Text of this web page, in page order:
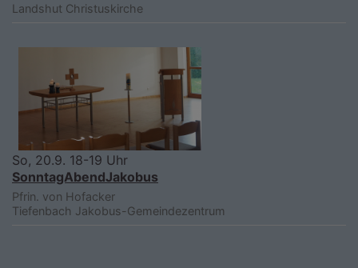
Landshut Christuskirche
So, 20.9. 18-19 Uhr
SonntagAbendJakobus
Pfrin. von Hofacker
Tiefenbach Jakobus-Gemeindezentrum